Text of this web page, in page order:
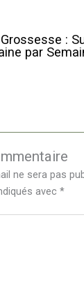
:
par
ne sera pas
avec *